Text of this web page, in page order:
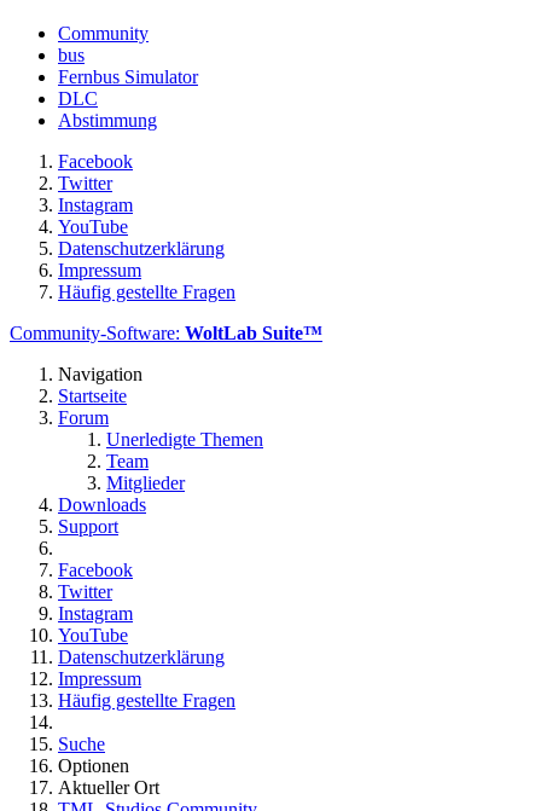
Community
bus
Fernbus Simulator
DLC
Abstimmung
Facebook
Twitter
Instagram
YouTube
Datenschutzerklärung
Impressum
Häufig gestellte Fragen
Community-Software: WoltLab Suite™
Navigation
Startseite
Forum
Unerledigte Themen
Team
Mitglieder
Downloads
Support
Facebook
Twitter
Instagram
YouTube
Datenschutzerklärung
Impressum
Häufig gestellte Fragen
Suche
Optionen
Aktueller Ort